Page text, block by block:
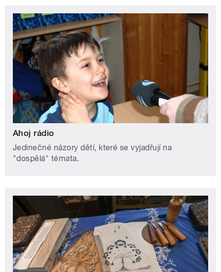
Ahoj rádio
Jedinečné názory dětí, které se vyjadřují na
"dospělá" témata.